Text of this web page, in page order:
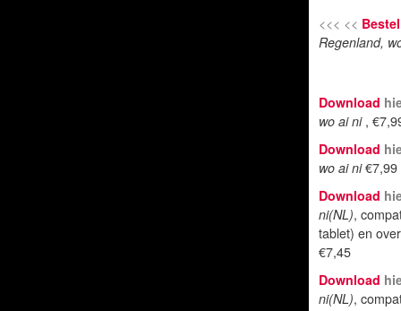
<<< << Bestel
Regenland,
Download
wo ai ni ,
Download
wo ai ni€7,99
Download
ni(NL),
tablet) en
€7,45
Download
ni(NL),